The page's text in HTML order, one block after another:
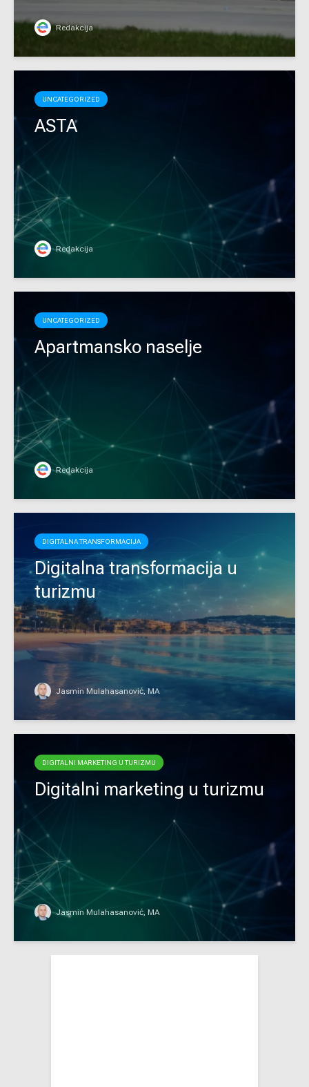
Redakcija
UNCATEGORIZED
ASTA
Redakcija
UNCATEGORIZED
Apartmansko naselje
Redakcija
DIGITALNA TRANSFORMACIJA
Digitalna transformacija u
turizmu
Jasmin Mulahasanović, MA
DIGITALNI MARKETING U TURIZMU
Digitalni marketing u turizmu
Jasmin Mulahasanović, MA